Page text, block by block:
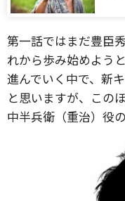
第一話ではまだ豊臣
れから歩み始めよう
進んでいく中で、新
と思いますが、この
中半兵衛（重治）役